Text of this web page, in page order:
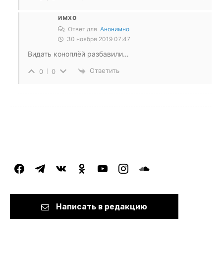
имхо
Ответ для Анонимно
30 ноября 2019 07:47
Видать коноплёй разбавили…
0 0 Ответить
facebooktelegramvkontakteodnoklassniki
youtubeinstagramsoundcloud
Написать в редакцию